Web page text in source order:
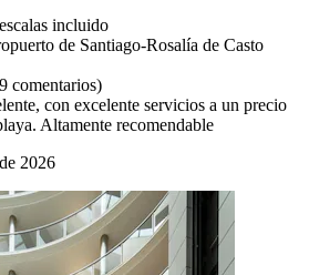
incluido
de Santiago-Rosalía de Casto
comentarios)
con excelente servicios a un precio
Altamente recomendable
2026